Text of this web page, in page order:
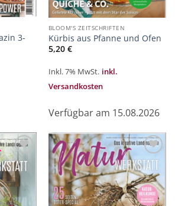
3-
BLOOM'S ZEITSCHRIFTEN
Kürbis aus Pfanne und Ofen
5,20 €
Inkl. 7% MwSt. inkl.
Versandkosten
Verfügbar am 15.08.2026
Zur
Zur
Merkliste
hinzufügen